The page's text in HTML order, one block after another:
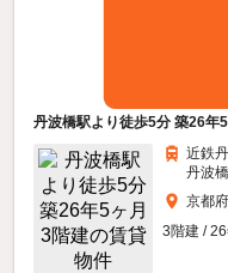
丹波橋駅より徒歩5分 築26年
近鉄
丹波
京都
3階建 /